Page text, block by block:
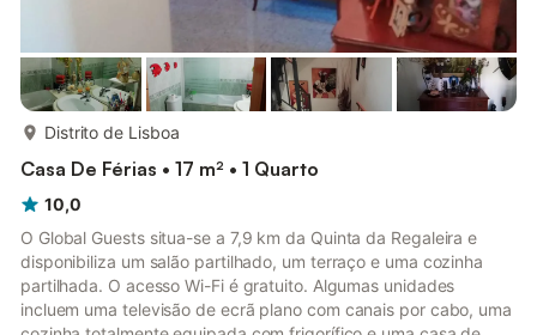
Distrito de Lisboa
Casa De Férias • 17 m² • 1 Quarto
10,0
O Global Guests situa-se a 7,9 km da Quinta da Regaleira e
disponibiliza um salão partilhado, um terraço e uma cozinha
partilhada. O acesso Wi-Fi é gratuito. Algumas unidades
incluem uma televisão de ecrã plano com canais por cabo, uma